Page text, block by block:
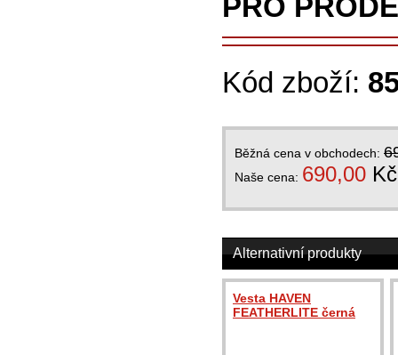
PRO
Kód zboží:
Běžná cena v obchodech:
Naše cena: 690,00 Kč
Alternativní produkty
Vesta HAVEN
FEATHERLITE černá